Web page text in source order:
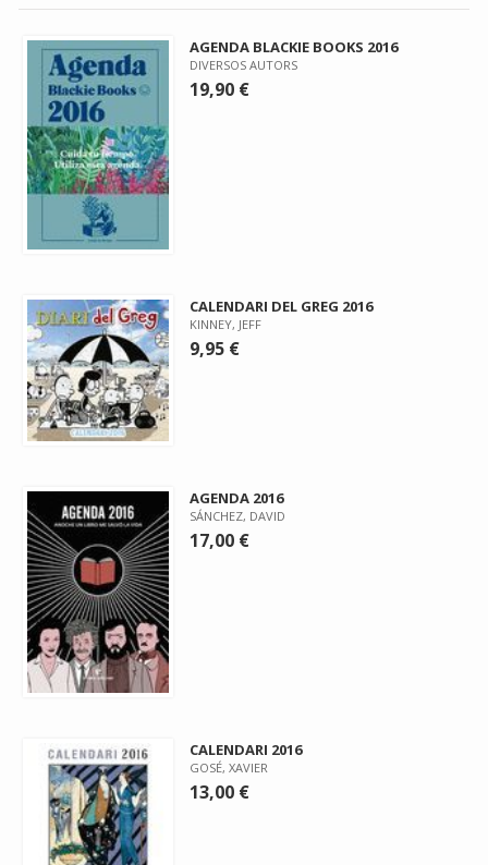
AGENDA BLACKIE BOOKS 2016
DIVERSOS AUTORS
19,90 €
CALENDARI DEL GREG 2016
KINNEY, JEFF
9,95 €
AGENDA 2016
SÁNCHEZ, DAVID
17,00 €
CALENDARI 2016
GOSÉ, XAVIER
13,00 €